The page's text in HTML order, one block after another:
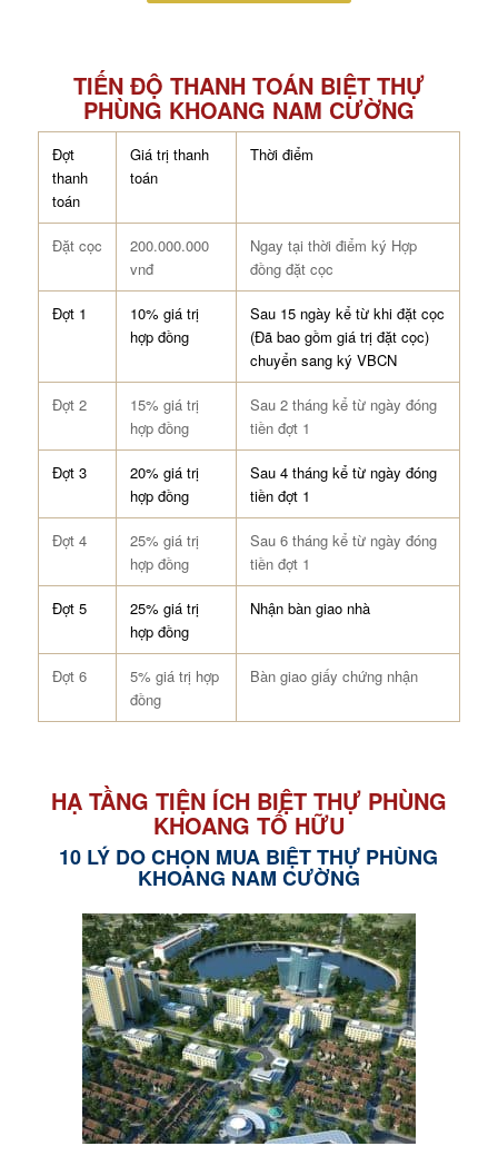
TIẾN ĐỘ THANH TOÁN BIỆT THỰ
PHÙNG KHOANG NAM CƯỜNG
Đợt
thanh
toán
Giá trị thanh
toán
Thời điểm
Đặt cọc
200.000.000
vnđ
Ngay tại thời điểm ký Hợp
đồng đặt cọc
Đợt 1
10% giá trị
hợp đồng
Sau 15 ngày kể từ khi đặt cọc
(Đã bao gồm giá trị đặt cọc)
chuyển sang ký VBCN
Đợt 2
15% giá trị
hợp đồng
Sau 2 tháng kể từ ngày đóng
tiền đợt 1
Đợt 3
20% giá trị
hợp đồng
Sau 4 tháng kể từ ngày đóng
tiền đợt 1
Đợt 4
25% giá trị
hợp đồng
Sau 6 tháng kể từ ngày đóng
tiền đợt 1
Đợt 5
25% giá trị
hợp đồng
Nhận bàn giao nhà
Đợt 6
5% giá trị hợp
đồng
Bàn giao giấy chứng nhận
HẠ TẦNG TIỆN ÍCH BIỆT THỰ PHÙNG
KHOANG TỐ HỮU
10 LÝ DO CHỌN MUA BIỆT THỰ PHÙNG
KHOANG NAM CƯỜNG